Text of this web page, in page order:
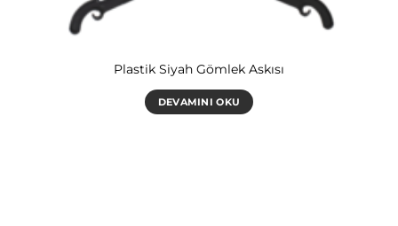
Plastik Siyah Gömlek Askısı
DEVAMINI OKU